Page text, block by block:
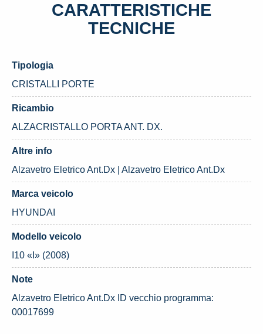
CARATTERISTICHE
TECNICHE
Tipologia
CRISTALLI PORTE
Ricambio
ALZACRISTALLO PORTA ANT. DX.
Altre info
Alzavetro Eletrico Ant.Dx | Alzavetro Eletrico Ant.Dx
Marca veicolo
HYUNDAI
Modello veicolo
I10 «I» (2008)
Note
Alzavetro Eletrico Ant.Dx ID vecchio programma:
00017699